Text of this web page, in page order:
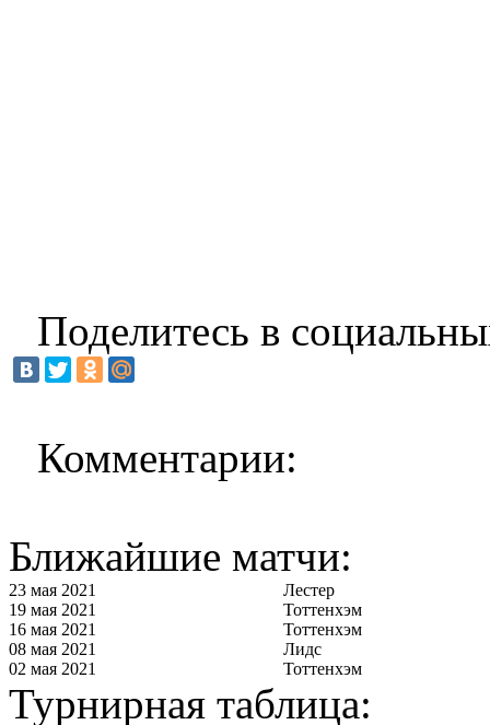
Поделитесь в
Комментарии:
Ближайшие матчи:
23 мая 2021
Лестер
19 мая 2021
Тоттенхэм
16 мая 2021
Тоттенхэм
08 мая 2021
Лидс
02 мая 2021
Тоттенхэм
Турнирная таблица: